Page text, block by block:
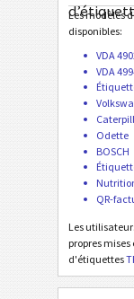
G
B
Les modèles
disponibles:
VDA
VDA
Odette
BOSCH
QR-
Les
propres
d'étiquettes
ou si vous
contactez-